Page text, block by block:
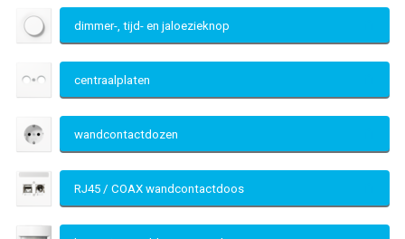
dimmer-, tijd- en jaloezieknop
centraalplaten
wandcontactdozen
RJ45 / COAX wandcontactdoos